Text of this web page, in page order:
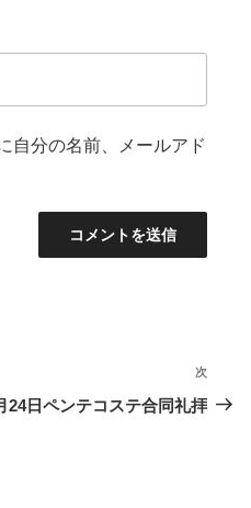
自分の名前、メールアド
次
の
次
24日ペンテコステ合同礼拝